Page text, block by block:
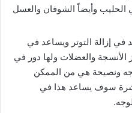
الحليب وأيضاً الشوفان والعسل
في إزالة التوتر ويساعد في
الأنسجة والعضلات ولها دور في
ونصيحة هي من الممكن
سوف يساعد هذا في